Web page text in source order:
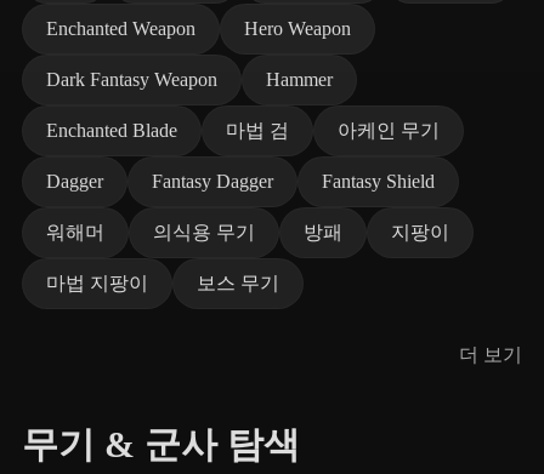
Enchanted Weapon Hero Weapon
Dark Fantasy Weapon Hammer
Enchanted Blade 마법 검 아케인 무기
Dagger Fantasy Dagger Fantasy Shield
워해머 의식용 무기 방패 지팡이
마법 지팡이 보스 무기
더 보기
무기 & 군사 탐색